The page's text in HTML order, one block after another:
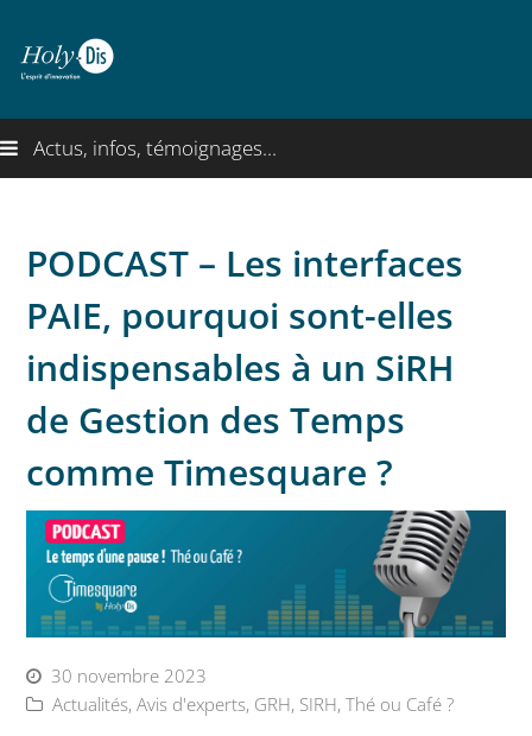
Actus, infos, témoignages...
PODCAST – Les interfaces
PAIE, pourquoi sont-elles
indispensables à un SiRH
de Gestion des Temps
comme Timesquare ?
30 novembre 2023
Actualités,Avis d'experts, GRH, SIRH,Thé ou Café ?